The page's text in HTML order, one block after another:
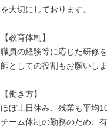
を大切にしております。
【教育体制】
職員の経験等に応じた研修
師としての役割もお願いしま
【働き方】
ほぼ土日休み、残業も平均
チーム体制の勤務のため、